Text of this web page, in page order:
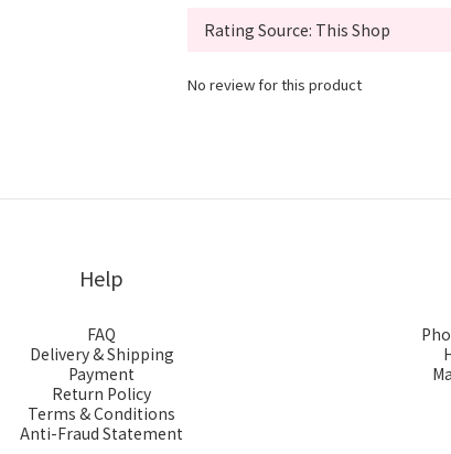
No review for this product
Help
FAQ
Delivery & Shipping
Payment
Return Policy
Terms & Conditions
Anti-Fraud Statement